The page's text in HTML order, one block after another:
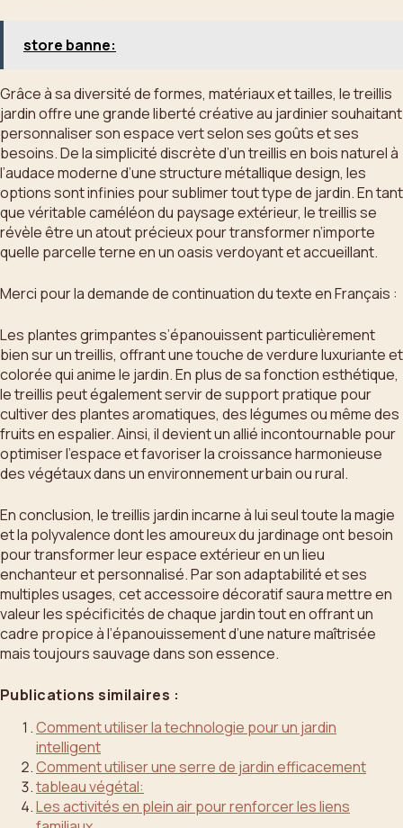
store banne:
Grâce à sa diversité de formes, matériaux et tailles, le treillis
jardin offre une grande liberté créative au jardinier souhaitant
personnaliser son espace vert selon ses goûts et ses
besoins. De la simplicité discrète d’un treillis en bois naturel à
l’audace moderne d’une structure métallique design, les
options sont infinies pour sublimer tout type de jardin. En tant
que véritable caméléon du paysage extérieur, le treillis se
révèle être un atout précieux pour transformer n’importe
quelle parcelle terne en un oasis verdoyant et accueillant.
Merci pour la demande de continuation du texte en Français :
Les plantes grimpantes s’épanouissent particulièrement
bien sur un treillis, offrant une touche de verdure luxuriante et
colorée qui anime le jardin. En plus de sa fonction esthétique,
le treillis peut également servir de support pratique pour
cultiver des plantes aromatiques, des légumes ou même des
fruits en espalier. Ainsi, il devient un allié incontournable pour
optimiser l’espace et favoriser la croissance harmonieuse
des végétaux dans un environnement urbain ou rural.
En conclusion, le treillis jardin incarne à lui seul toute la magie
et la polyvalence dont les amoureux du jardinage ont besoin
pour transformer leur espace extérieur en un lieu
enchanteur et personnalisé. Par son adaptabilité et ses
multiples usages, cet accessoire décoratif saura mettre en
valeur les spécificités de chaque jardin tout en offrant un
cadre propice à l’épanouissement d’une nature maîtrisée
mais toujours sauvage dans son essence.
Publications similaires :
Comment utiliser la technologie pour un jardin
intelligent
Comment utiliser une serre de jardin efficacement
tableau végétal:
Les activités en plein air pour renforcer les liens